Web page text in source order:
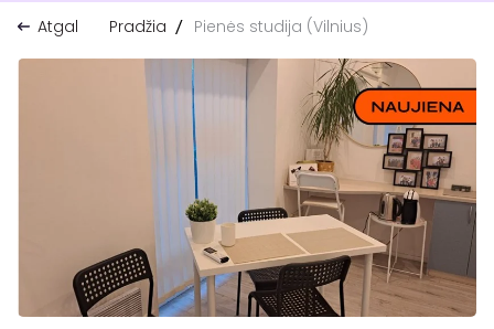
Atgal
Pradžia Pienės studija (Vilnius)